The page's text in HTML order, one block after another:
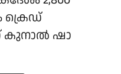
ക്രെഡ്
കുനാല്‍ ഷാ